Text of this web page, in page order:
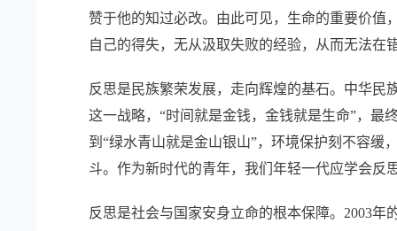
赞于他的知过必改。由此可见，生命的重要价值
自己的得失，无从汲取失败的经验，从而无法在
反思是民族繁荣发展，走向辉煌的基石。中华民
这一战略，“时间就是金钱，金钱就是生命”，最
到“绿水青山就是金山银山”，环境保护刻不容
斗。作为新时代的青年，我们年轻一代应学会反
反思是社会与国家安身立命的根本保障。2003